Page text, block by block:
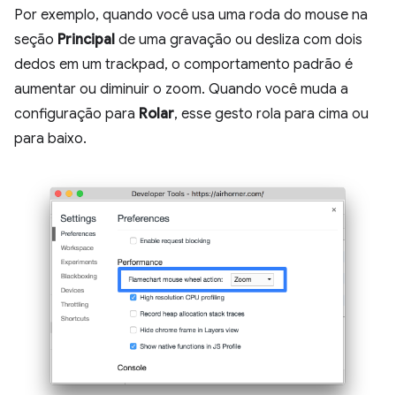
Por exemplo, quando você usa uma roda do mouse na
seção Principal de uma gravação ou desliza com dois
dedos em um trackpad, o comportamento padrão é
aumentar ou diminuir o zoom. Quando você muda a
configuração para Rolar, esse gesto rola para cima ou
para baixo.